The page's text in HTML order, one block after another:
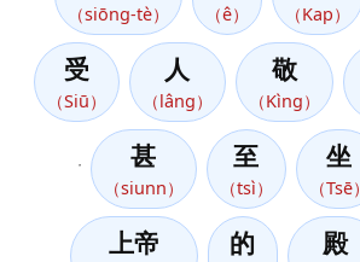
（siōng-tè） （ê） （Kap）
受
（Siū）
人
（lâng）
敬
（Kìng）
甚
（siunn）
至
（tsì）
坐
（Tsē）
上帝 的 殿